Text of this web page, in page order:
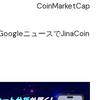
CoinMarketCap
ニュースでJinaCoin